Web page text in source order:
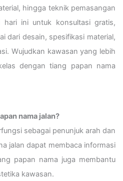
hingga teknik pemasangan
ini untuk konsultasi gratis,
dari desain, spesifikasi material,
Wujudkan kawasan yang lebih
dengan tiang papan nama
nama jalan?
sebagai penunjuk arah dan
jalan dapat membaca informasi
papan nama juga membantu
kawasan.